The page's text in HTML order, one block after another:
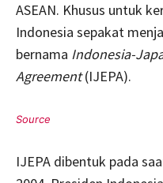
ASEAN. Khusus untuk
Indonesia sepakat
bernama Indonesia-
Agreement(IJEPA).
IJEPA dibentuk pada